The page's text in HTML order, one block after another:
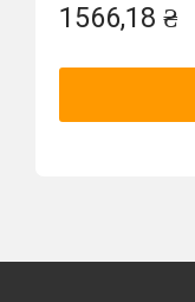
1566,18 ₴